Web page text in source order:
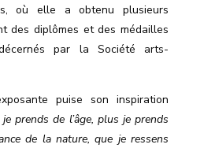
où elle a obtenu plusieurs
des diplômes et des médailles
par la Société arts-
puise son inspiration
prends de l’âge, plus je prends
de la nature, que je ressens